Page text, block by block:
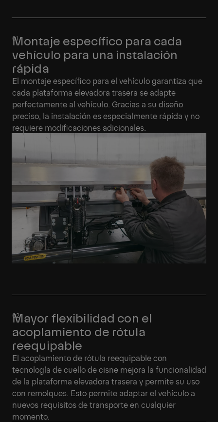
Montaje específico para cada
vehículo para una instalación
rápida
El montaje específico para el vehículo garantiza que
cada plataforma elevadora trasera se adapte
perfectamente al vehículo. Gracias a su diseño
preciso, la instalación es especialmente rápida y no
requiere modificaciones adicionales.
Mayor flexibilidad con el
acoplamiento de rótula
reequipable
El acoplamiento de rótula reequipable con
tecnología de cuello de cisne mejora la funcionalidad
de la plataforma elevadora trasera y permite su uso
con remolques. Esto permite adaptar el vehículo a
nuevos requisitos de transporte en cualquier
momento.